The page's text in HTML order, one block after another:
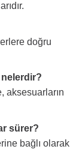
doğru
nelerdir?
aksesuarların
sürer?
bağlı olarak